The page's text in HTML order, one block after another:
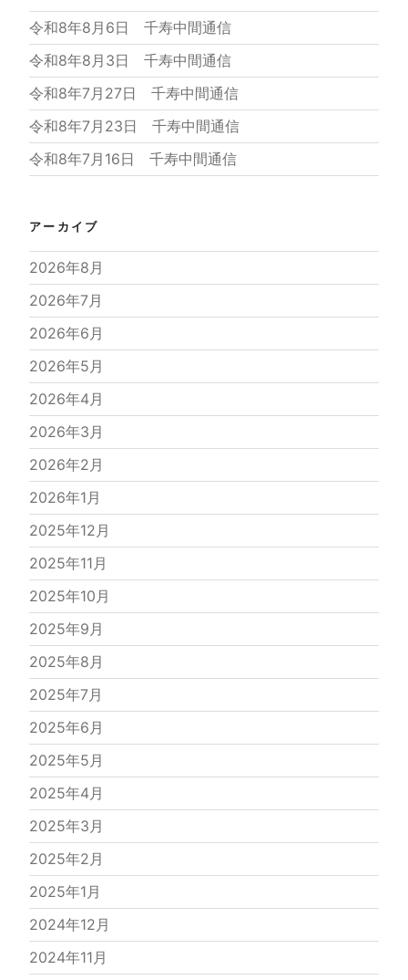
令和8年8月6日 千寿中間通信
令和8年8月3日 千寿中間通信
令和8年7月27日 千寿中間通信
令和8年7月23日 千寿中間通信
令和8年7月16日 千寿中間通信
アーカイブ
2026年8月
2026年7月
2026年6月
2026年5月
2026年4月
2026年3月
2026年2月
2026年1月
2025年12月
2025年11月
2025年10月
2025年9月
2025年8月
2025年7月
2025年6月
2025年5月
2025年4月
2025年3月
2025年2月
2025年1月
2024年12月
2024年11月